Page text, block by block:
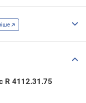
R 4112.31.75